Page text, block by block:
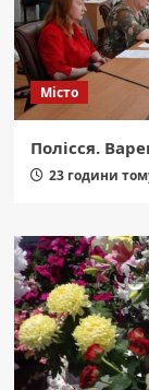
Місто
Полісся.
23 години